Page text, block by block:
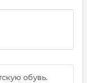
обувь.